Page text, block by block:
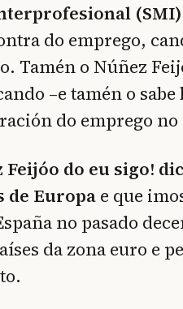
(SMI)
do emprego,
Tamén o Núñez
–e tamén o
do emprego
Feijóo do eu sigo!
de Europa e que
no pasado
da zona euro e